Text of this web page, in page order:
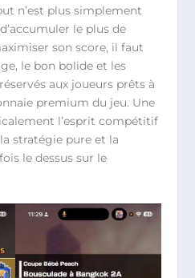
n’est plus simplement
le plus de
son score, il faut
le bon bolide et les
aux joueurs prêts à
premium du jeu. Une
l’esprit compétitif
stratégie pure et la
le dessus sur le